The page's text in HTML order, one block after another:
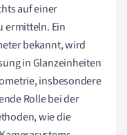
auf einer
ermitteln. Ein
bekannt, wird
in Glanzeinheiten
insbesondere
Rolle bei der
wie die